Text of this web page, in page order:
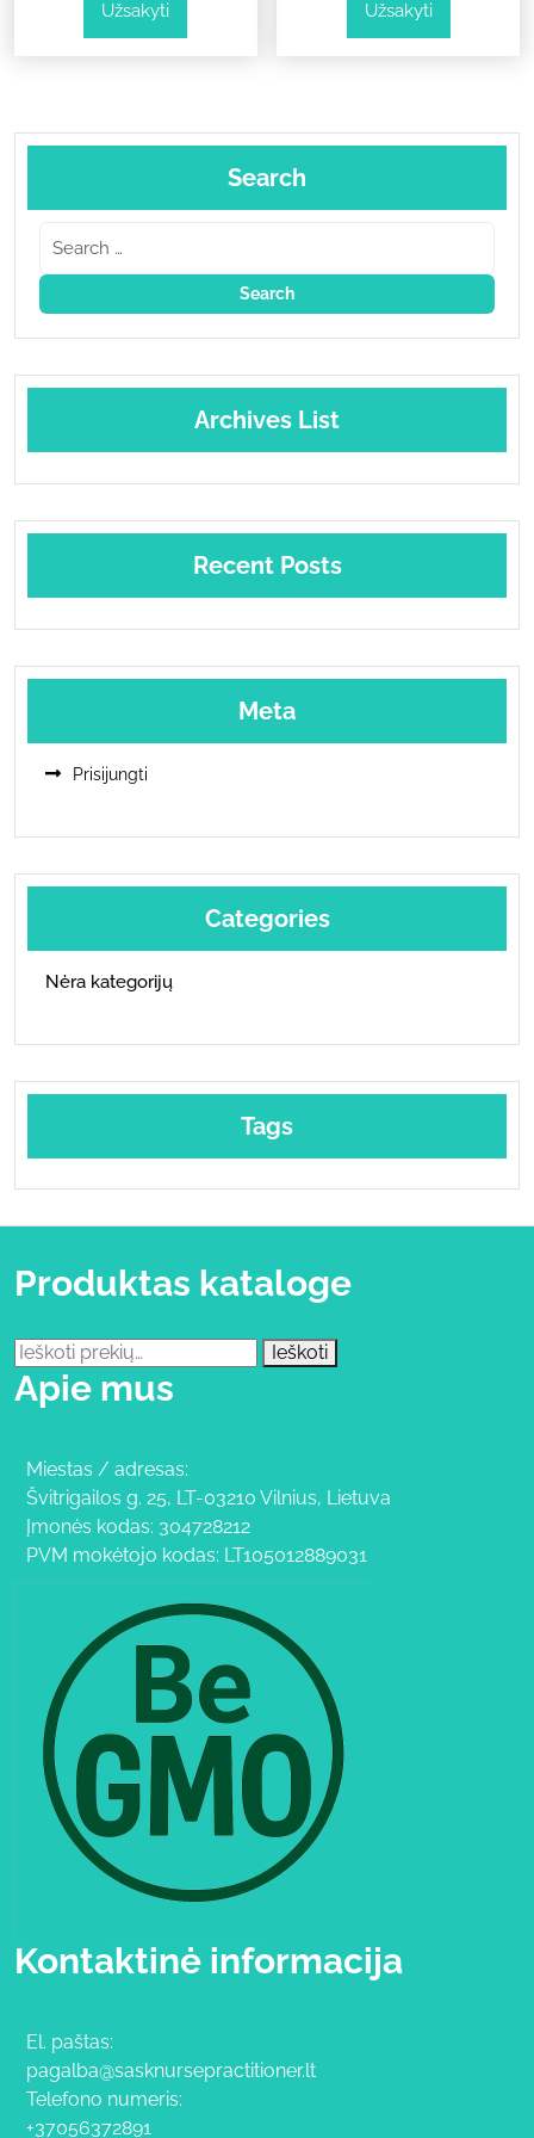
was:
78,00 €.
Užsakyti
was:
78,00 €.
Užsakyti
Search
Archives List
Recent Posts
Meta
Prisijungti
Categories
Nėra kategorijų
Tags
Produktas kataloge
Ieškoti: Ieškoti
Apie mus
Miestas / adresas:
Švitrigailos g. 25, LT-03210 Vilnius, Lietuva
Įmonės kodas: 304728212
PVM mokėtojo kodas: LT105012889031
Kontaktinė informacija
El. paštas:
pagalba@sasknursepractitioner.lt
Telefono numeris:
+37056372891